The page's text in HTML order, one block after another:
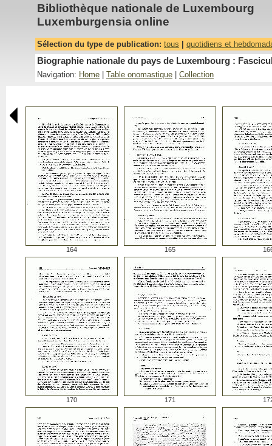
Bibliothèque nationale de Luxembourg
Luxemburgensia online
Sélection du type de publication: tous quotidiens et
Biographie nationale du pays de Luxembourg :
Navigation: Home Table onomastique Collection
164 165
170 171